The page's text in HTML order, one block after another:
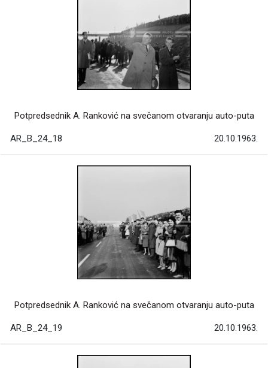
Potpredsednik A. Ranković na svečanom otvaranju auto-puta
AR_B_24_18 20.10.1963.
Potpredsednik A. Ranković na svečanom otvaranju auto-puta
AR_B_24_19 20.10.1963.